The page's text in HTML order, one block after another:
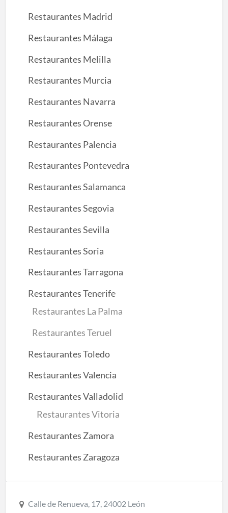
Restaurantes Madrid
Restaurantes Málaga
Restaurantes Melilla
Restaurantes Murcia
Restaurantes Navarra
Restaurantes Orense
Restaurantes Palencia
Restaurantes Pontevedra
Restaurantes Salamanca
Restaurantes Segovia
Restaurantes Sevilla
Restaurantes Soria
Restaurantes Tarragona
Restaurantes Tenerife
Restaurantes La Palma
Restaurantes Teruel
Restaurantes Toledo
Restaurantes Valencia
Restaurantes Valladolid
Restaurantes Vitoria
Restaurantes Zamora
Restaurantes Zaragoza
Calle de Renueva, 17, 24002 León